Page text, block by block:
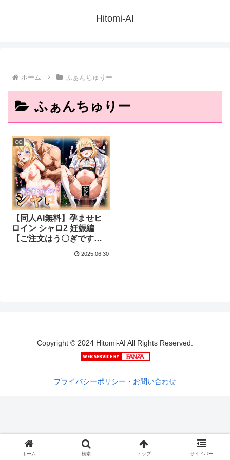
Hitomi-AI
ホーム ふぁんちゅりー
ふぁんちゅりー
CG
【同人AI無料】孕ませヒ
ロイン シャロ2 妊娠編
【ご注文はう〇ぎです
2025.06.30
Copyright © 2024 Hitomi-AI All Rights Reserved.
プライバシーポリシー・お問い合わせ
ホーム 検索 トップ サイドバー